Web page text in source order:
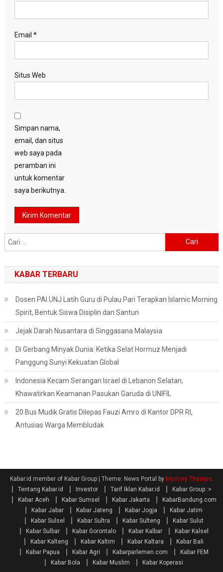
Email *
Situs Web
Simpan nama,
email, dan situs
web saya pada
peramban ini
untuk komentar
saya berikutnya.
untuk:
KABAR TERBARU
Dosen PAI UNJ Latih Guru di Pulau Pari Terapkan Islamic Morning
Spirit, Bentuk Siswa Disiplin dan Santun
Jejak Darah Nusantara di Singgasana Malaysia
Di Gerbang Minyak Dunia: Ketika Selat Hormuz Menjadi
Panggung Sunyi Kekuatan Global
Indonesia Kecam Serangan Israel di Lebanon Selatan,
Khawatirkan Keamanan Pasukan Garuda di UNIFIL
20 Bus Mudik Gratis Dilepas Fauzi Amro di Kantor DPR RI,
Antusias Warga Membludak
Kabar.id member of Kabar Group | Theme: News Portal by Mystery Themes
Tentang Kabar.id
Investor Tarif Iklan Kabar.id
Kabar Group :>
Kabar Aceh
Kabar Sumsel Kabar Jakarta
KabarBandung.com
Kabar Jabar
Kabar Jateng Kabar Jogja
Kabar Jatim
Kabar Sulsel
Kabar Sultra Kabar Sulteng
Kabar Sulut
Kabar Sulbar
Kabar Gorontalo Kabar Kalbar
Kabar Kalsel
Kabar Kalteng
Kabar Kaltim Kabar Kaltara
Kabar Bali
Kabar Papua
Kabar Agri Kabarparlemen.com
Kabar FEM
Kabar Bola
Kabar Muslim Kabar Koperasi